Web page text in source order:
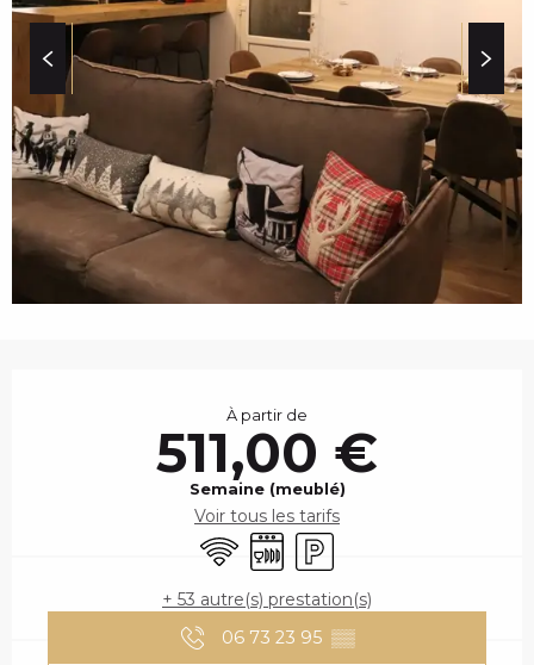
l
OUVERTURE ET
À partir de
511,00 €
Semaine (meublé)
Voir tous les tarifs
WiFi Lave vaisselle
Parking
+ 53 autre(s) prestation(s)
06 73 23 95 ▒▒